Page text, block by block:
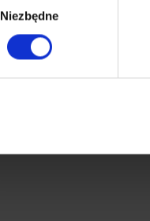
Niezbędne